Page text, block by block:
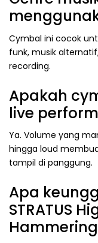
Cymbal ini cocok
funk, musik
recording.
Apakah
live
Ya. Volume yang
hingga loud
tampil di panggung.
Apa
STRATUS